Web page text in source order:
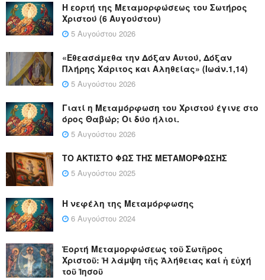
Η εορτή της Μεταμορφώσεως του Σωτήρος
Χριστού (6 Αυγούστου)
5 Αυγούστου 2026
«Εθεασάμεθα την Δόξαν Αυτού, Δόξαν
Πλήρης Χάριτος και Αληθείας» (Ιωάν.1,14)
5 Αυγούστου 2026
Γιατί η Μεταμόρφωση του Χριστού έγινε στο
όρος Θαβώρ; Οι δύο ήλιοι.
5 Αυγούστου 2026
ΤΟ ΑΚΤΙΣΤΟ ΦΩΣ ΤΗΣ ΜΕΤΑΜΟΡΦΩΣΗΣ
5 Αυγούστου 2025
Η νεφέλη της Μεταμόρφωσης
6 Αυγούστου 2024
Ἑορτή Μεταμορφώσεως τοῦ Σωτῆρος
Χριστοῦ: Ἡ λάμψη τῆς Ἀλήθειας καί ἡ εὐχή
τοῦ Ἰησοῦ